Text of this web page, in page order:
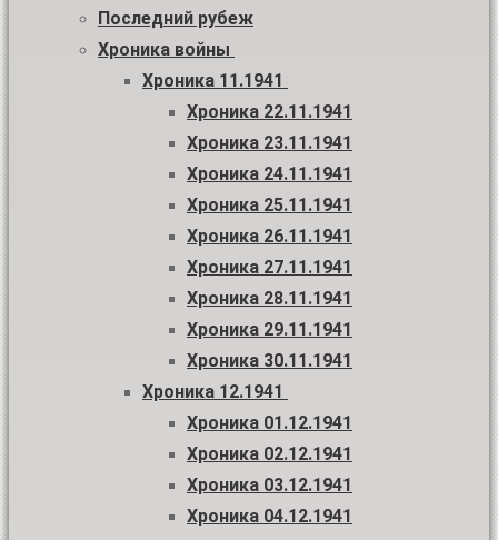
Последний рубеж
Хроника войны
Хроника 11.1941
Хроника 22.11.1941
Хроника 23.11.1941
Хроника 24.11.1941
Хроника 25.11.1941
Хроника 26.11.1941
Хроника 27.11.1941
Хроника 28.11.1941
Хроника 29.11.1941
Хроника 30.11.1941
Хроника 12.1941
Хроника 01.12.1941
Хроника 02.12.1941
Хроника 03.12.1941
Хроника 04.12.1941